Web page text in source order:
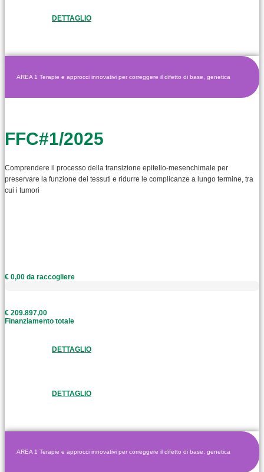
DETTAGLIO
AREA 1 Terapie e approcci innovativi per correggere il difetto di base, genetica
FFC#1/2025
Comprendere il processo della transizione epitelio-mesenchimale per
preservare la funzione dei tessuti e ridurre le complicanze a lungo termine, tra
cui i tumori
€ 0,00 da raccogliere
€ 209.897,00
Finanziamento totale
DETTAGLIO
DETTAGLIO
AREA 1 Terapie e approcci innovativi per correggere il difetto di base, genetica